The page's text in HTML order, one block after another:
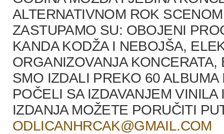
ALTERNATIVNOM ROK
ZASTUPAMO SU: OBOJENI
KANDA KODŽA I NEBOJŠA,
ORGANIZOVANJA
SMO IZDALI PREKO 60
POČELI SA IZDAVANJEM
IZDANJA MOŽETE PORUČITI
ODLICANHRCAK@GMAIL.COM